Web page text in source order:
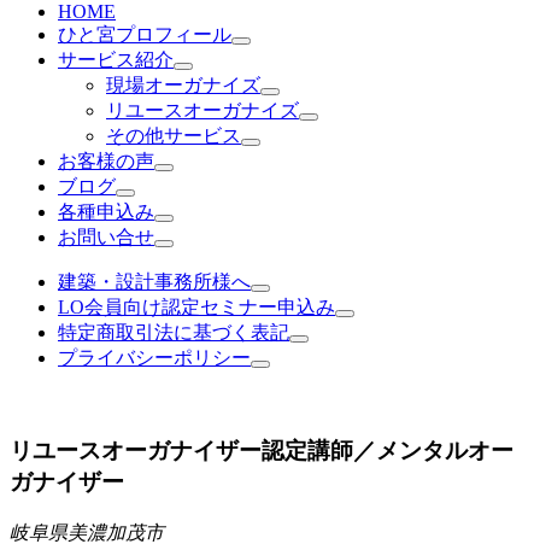
HOME
ひと宮プロフィール
サービス紹介
現場オーガナイズ
リユースオーガナイズ
その他サービス
お客様の声
ブログ
各種申込み
お問い合せ
建築・設計事務所様へ
LO会員向け認定セミナー申込み
特定商取引法に基づく表記
プライバシーポリシー
リユースオーガナイザー認定講師／メンタルオー
ガナイザー
岐阜県美濃加茂市